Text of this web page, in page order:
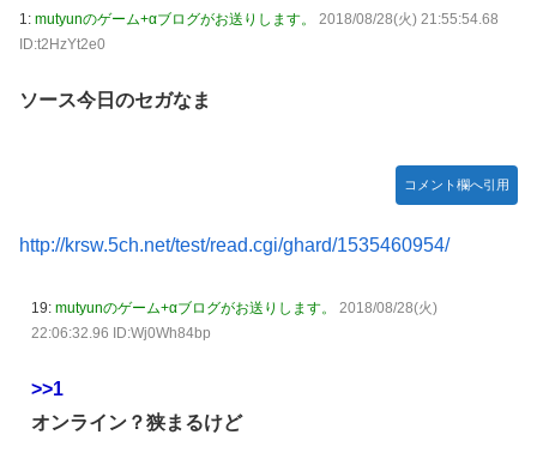
海外「全部日本の真似だったのか…」 日本の普通のテレビ
番組が最新SNSの数十年先を行っていたと話題に
ト「いや要らんやろ」
て！！→画像がこちらw w w w w w w w w w
【爆笑動画】ママさん「新しい洗濯機買って1発目に回した
す」
【画像】韓国人「日本人の間で『女が破滅的な人生を送るの
を楽しむ陰湿な趣味』が流行っている」119万バズ
欧州「日本だけ反則だろ…」 世界の『日本びいき』にヨー
ロッパ全土から不満の声
模様、避難所で苦しむ被災者に対して……
【NBA】エンビードが新シーズンに向けての好調ぶりを披
伊藤裕樹、次戦勝利でタイトルマッチへ
1: mutyunのゲーム+αブログがお送りします。
2018/08/28(火) 21:55:54.68
ID:t2HzYt2e0
ソース今日のセガなま
コメント欄へ引用
http://krsw.5ch.net/test/read.cgi/ghard/1535460954/
19: mutyunのゲーム+αブログがお送りします。
2018/08/28(火)
22:06:32.96 ID:Wj0Wh84bp
>>1
オンライン？狭まるけど